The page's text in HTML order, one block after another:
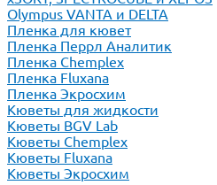
Olympus VANTA и DELTA
Пленка для кювет
Пленка Перрл Аналитик
Пленка Chemplex
Пленка Fluxana
Пленка Экросхим
Кюветы для жидкости
Кюветы BGV Lab
Кюветы Chemplex
Кюветы Fluxana
Кюветы Экросхим